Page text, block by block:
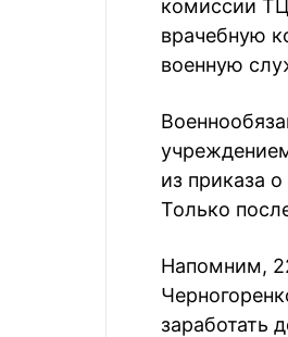
комиссии
врачебную
военную
из приказа
Только
Напомним,
заработать